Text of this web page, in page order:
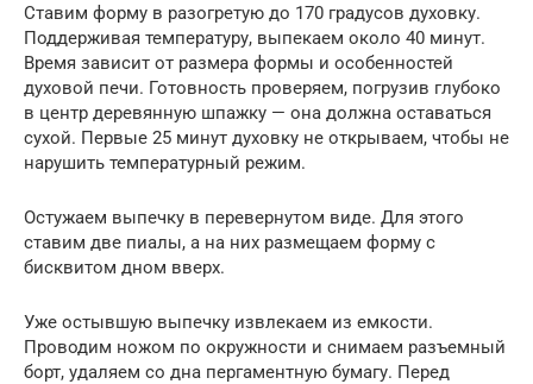
Ставим форму в разогретую до 170 градусов духовку.
Поддерживая температуру, выпекаем около 40 минут.
Время зависит от размера формы и особенностей
духовой печи. Готовность проверяем, погрузив глубоко
в центр деревянную шпажку — она должна оставаться
сухой. Первые 25 минут духовку не открываем, чтобы не
нарушить температурный режим.
Остужаем выпечку в перевернутом виде. Для этого
ставим две пиалы, а на них размещаем форму с
бисквитом дном вверх.
Уже остывшую выпечку извлекаем из емкости.
Проводим ножом по окружности и снимаем разъемный
борт, удаляем со дна пергаментную бумагу. Перед